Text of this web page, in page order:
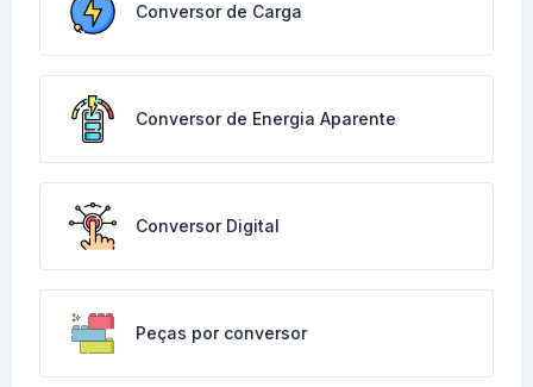
Conversor de Carga
Conversor de Energia Aparente
Conversor Digital
Peças por conversor